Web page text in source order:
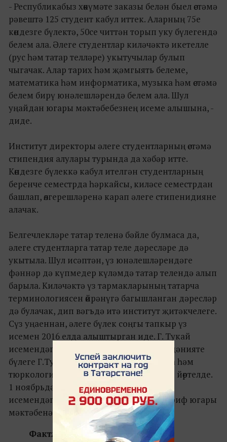
- Республикабыз хөкүмәте заказы белән быел өстәмә
рәвештә 125 студент кабул иттек. Аларның 75е
көндезге бүлектә, 50се читтән торып уку бүлегендә
белем ала. Әлеге студентлар киләчәктә икетелле
(рус һәм татар телләре) укытучылар булып
чыгачак. Алар тарих һәм җәмгыять белеме,
математика һәм информатика, музыка һәм өстәмә
белем бирү юнәлешләрендә белем ала. Шул
уңайдан югары мәктәбебезнең исеме алышына, -
диде.
Институт директоры әлеге студентларның өстәмә
стипендия алулары турында да хәбәр итте.
Көндезге бүлеккә кабул ителгән студентларның
беренче семестрда һәркайсы, киләсе семестрдан
башлап, өлгерешләренә карап әлеге стипенидияне
алачак.
Белгечлекләре татар теленә бәйле булмаса да,
әлеге студентларга татар теле дәресләре дә
укытыла. Шул исәптән, үз юнәлешләрендәге
фәннәр дә күпмедер күләмдә татар телендә алып
барыла. Киләчәктә үз тармакларының татарча
терминологиясен өйрәнүгә багышланган дәресләр
дә булачак, дип вәгъдә итә институт җитәкчелеге.
Сүз уңаеннан, әлеге бүлек соңгы тапкыр үз
исемен 2016 елда алыштырган иде. Г. Тукай
исемендәге татар филологиясе һәм мәдәнияте
бүлеге Г.Тукай исемендәге Татаристика һәм
тюркология югары мәктәбе дип аталып йөртелде.
1 ноябрьдән исә аның атамасы Г. Тукай
исемендәге милли мәдәният һәм мәгариф югары
мәктәбенә үзгәртеләчәк.
Фактлар: